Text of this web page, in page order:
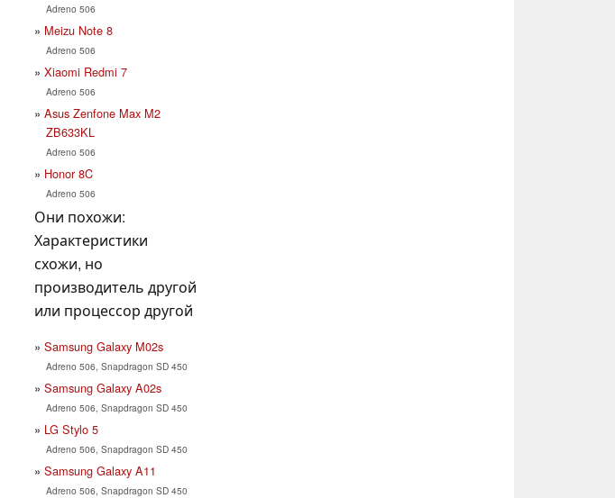
Adreno 506
Meizu Note 8
Adreno 506
Xiaomi Redmi 7
Adreno 506
Asus Zenfone Max M2
ZB633KL
Adreno 506
Honor 8C
Adreno 506
Они похожи:
Характеристики
схожи, но
производитель другой
или процессор другой
Samsung Galaxy M02s
Adreno 506, Snapdragon SD 450
Samsung Galaxy A02s
Adreno 506, Snapdragon SD 450
LG Stylo 5
Adreno 506, Snapdragon SD 450
Samsung Galaxy A11
Adreno 506, Snapdragon SD 450